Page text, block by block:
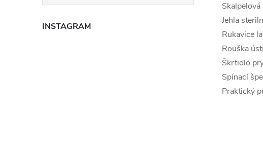
INSTAGRAM
Skalpelová
Jehla
Rukavice
Rouška
Škrtidlo
Spínací
Praktický